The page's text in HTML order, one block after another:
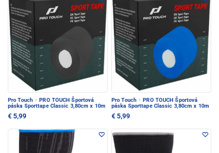
Pro Touch · PRO TOUCH Športová
páska Sporttape Classic 3,80cm x 10m
€ 5,99
Pro Touch · PRO TOUCH Športová
páska Sporttape Classic 3,80cm x 10m
€ 5,99